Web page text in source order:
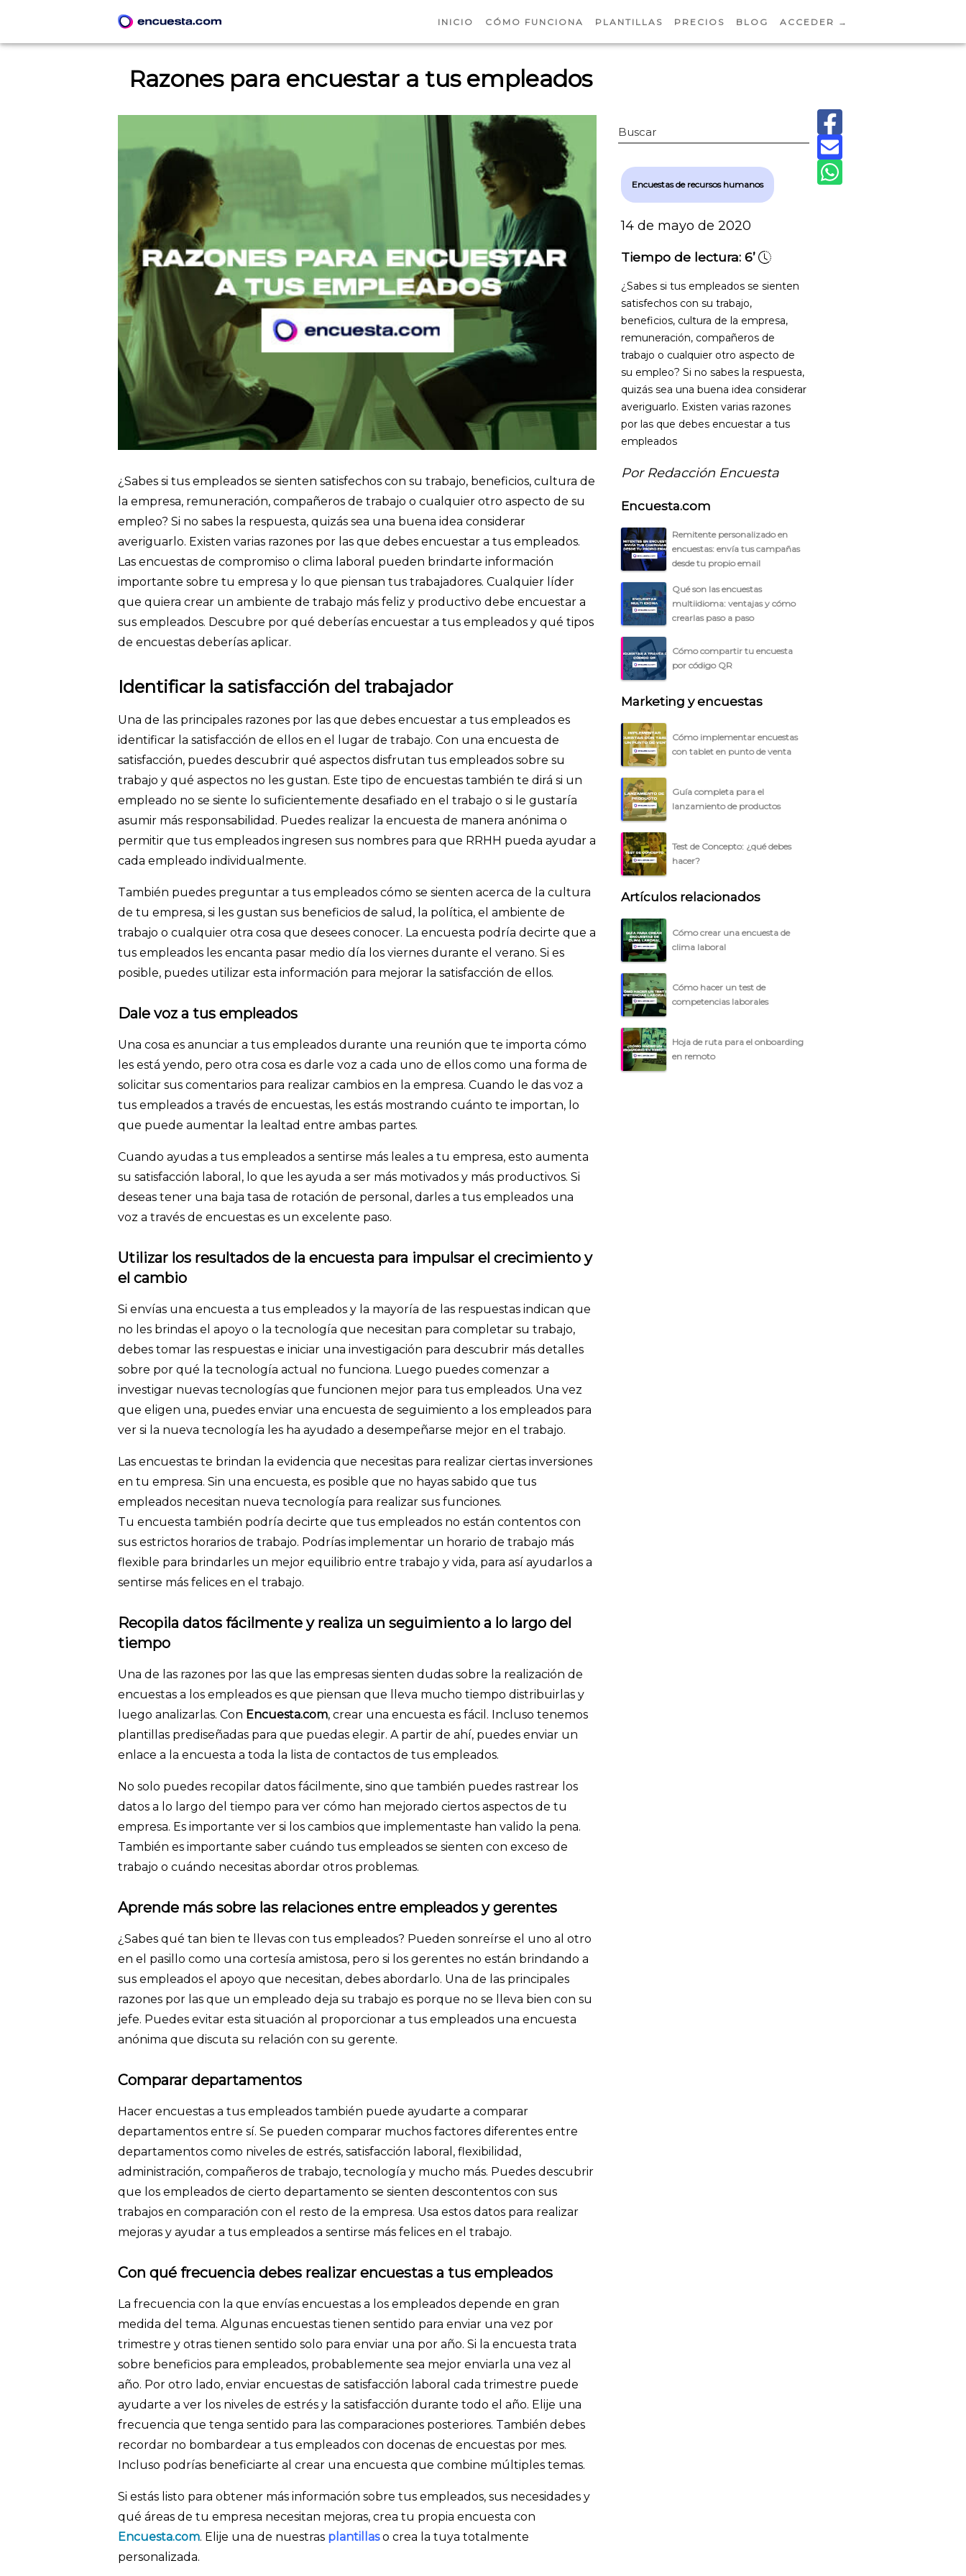
INICIO CÓMO FUNCIONA PLANTILLAS PRECIOS BLOG ACCEDER →
Razones para encuestar a tus empleados
Buscar
¿Sabes si tus empleados se sienten satisfechos con su trabajo, beneficios, cultura de
la empresa, remuneración, compañeros de trabajo o cualquier otro aspecto de su
empleo? Si no sabes la respuesta, quizás sea una buena idea considerar
averiguarlo. Existen varias razones por las que debes encuestar a tus empleados.
Las encuestas de compromiso o clima laboral pueden brindarte información
importante sobre tu empresa y lo que piensan tus trabajadores. Cualquier líder
que quiera crear un ambiente de trabajo más feliz y productivo debe encuestar a
sus empleados. Descubre por qué deberías encuestar a tus empleados y qué tipos
de encuestas deberías aplicar.
Identificar la satisfacción del trabajador
Una de las principales razones por las que debes encuestar a tus empleados es
identificar la satisfacción de ellos en el lugar de trabajo. Con una encuesta de
satisfacción, puedes descubrir qué aspectos disfrutan tus empleados sobre su
trabajo y qué aspectos no les gustan. Este tipo de encuestas también te dirá si un
empleado no se siente lo suficientemente desafiado en el trabajo o si le gustaría
asumir más responsabilidad. Puedes realizar la encuesta de manera anónima o
permitir que tus empleados ingresen sus nombres para que RRHH pueda ayudar a
cada empleado individualmente.
También puedes preguntar a tus empleados cómo se sienten acerca de la cultura
de tu empresa, si les gustan sus beneficios de salud, la política, el ambiente de
trabajo o cualquier otra cosa que desees conocer. La encuesta podría decirte que a
tus empleados les encanta pasar medio día los viernes durante el verano. Si es
posible, puedes utilizar esta información para mejorar la satisfacción de ellos.
Dale voz a tus empleados
Una cosa es anunciar a tus empleados durante una reunión que te importa cómo
les está yendo, pero otra cosa es darle voz a cada uno de ellos como una forma de
solicitar sus comentarios para realizar cambios en la empresa. Cuando le das voz a
tus empleados a través de encuestas, les estás mostrando cuánto te importan, lo
que puede aumentar la lealtad entre ambas partes.
Cuando ayudas a tus empleados a sentirse más leales a tu empresa, esto aumenta
su satisfacción laboral, lo que les ayuda a ser más motivados y más productivos. Si
deseas tener una baja tasa de rotación de personal, darles a tus empleados una
voz a través de encuestas es un excelente paso.
Utilizar los resultados de la encuesta para impulsar el crecimiento y
el cambio
Si envías una encuesta a tus empleados y la mayoría de las respuestas indican que
no les brindas el apoyo o la tecnología que necesitan para completar su trabajo,
debes tomar las respuestas e iniciar una investigación para descubrir más detalles
sobre por qué la tecnología actual no funciona. Luego puedes comenzar a
investigar nuevas tecnologías que funcionen mejor para tus empleados. Una vez
que eligen una, puedes enviar una encuesta de seguimiento a los empleados para
ver si la nueva tecnología les ha ayudado a desempeñarse mejor en el trabajo.
Las encuestas te brindan la evidencia que necesitas para realizar ciertas inversiones
en tu empresa. Sin una encuesta, es posible que no hayas sabido que tus
empleados necesitan nueva tecnología para realizar sus funciones.
Tu encuesta también podría decirte que tus empleados no están contentos con
sus estrictos horarios de trabajo. Podrías implementar un horario de trabajo más
flexible para brindarles un mejor equilibrio entre trabajo y vida, para así ayudarlos a
sentirse más felices en el trabajo.
Recopila datos fácilmente y realiza un seguimiento a lo largo del
tiempo
Una de las razones por las que las empresas sienten dudas sobre la realización de
encuestas a los empleados es que piensan que lleva mucho tiempo distribuirlas y
luego analizarlas. Con Encuesta.com, crear una encuesta es fácil. Incluso tenemos
plantillas prediseñadas para que puedas elegir. A partir de ahí, puedes enviar un
enlace a la encuesta a toda la lista de contactos de tus empleados.
No solo puedes recopilar datos fácilmente, sino que también puedes rastrear los
datos a lo largo del tiempo para ver cómo han mejorado ciertos aspectos de tu
empresa. Es importante ver si los cambios que implementaste han valido la pena.
También es importante saber cuándo tus empleados se sienten con exceso de
trabajo o cuándo necesitas abordar otros problemas.
Aprende más sobre las relaciones entre empleados y gerentes
¿Sabes qué tan bien te llevas con tus empleados? Pueden sonreírse el uno al otro
en el pasillo como una cortesía amistosa, pero si los gerentes no están brindando a
sus empleados el apoyo que necesitan, debes abordarlo. Una de las principales
razones por las que un empleado deja su trabajo es porque no se lleva bien con su
jefe. Puedes evitar esta situación al proporcionar a tus empleados una encuesta
anónima que discuta su relación con su gerente.
Comparar departamentos
Hacer encuestas a tus empleados también puede ayudarte a comparar
departamentos entre sí. Se pueden comparar muchos factores diferentes entre
departamentos como niveles de estrés, satisfacción laboral, flexibilidad,
administración, compañeros de trabajo, tecnología y mucho más. Puedes descubrir
que los empleados de cierto departamento se sienten descontentos con sus
trabajos en comparación con el resto de la empresa. Usa estos datos para realizar
mejoras y ayudar a tus empleados a sentirse más felices en el trabajo.
Con qué frecuencia debes realizar encuestas a tus empleados
La frecuencia con la que envías encuestas a los empleados depende en gran
medida del tema. Algunas encuestas tienen sentido para enviar una vez por
trimestre y otras tienen sentido solo para enviar una por año. Si la encuesta trata
sobre beneficios para empleados, probablemente sea mejor enviarla una vez al
año. Por otro lado, enviar encuestas de satisfacción laboral cada trimestre puede
ayudarte a ver los niveles de estrés y la satisfacción durante todo el año. Elije una
frecuencia que tenga sentido para las comparaciones posteriores. También debes
recordar no bombardear a tus empleados con docenas de encuestas por mes.
Incluso podrías beneficiarte al crear una encuesta que combine múltiples temas.
Si estás listo para obtener más información sobre tus empleados, sus necesidades y
qué áreas de tu empresa necesitan mejoras, crea tu propia encuesta con
Encuesta.com. Elije una de nuestras plantillaso crea la tuya totalmente
personalizada.
Encuestas de recursos humanos
14 de mayo de 2020
Tiempo de lectura:6’
¿Sabes si tus empleados se sienten
satisfechos con su trabajo,
beneficios, cultura de la empresa,
remuneración, compañeros de
trabajo o cualquier otro aspecto de
su empleo? Si no sabes la respuesta,
quizás sea una buena idea considerar
averiguarlo. Existen varias razones
por las que debes encuestar a tus
empleados
Por Redacción Encuesta
Encuesta.com
Remitente personalizado en
encuestas: envía tus campañas
desde tu propio email
Qué son las encuestas
multiidioma: ventajas y cómo
crearlas paso a paso
Cómo compartir tu encuesta
por código QR
Marketing y encuestas
Cómo implementar encuestas
con tablet en punto de venta
Guía completa para el
lanzamiento de productos
Test de Concepto: ¿qué debes
hacer?
Artículos relacionados
Cómo crear una encuesta de
clima laboral
Cómo hacer un test de
competencias laborales
Hoja de ruta para el onboarding
en remoto